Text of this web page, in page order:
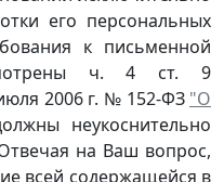
его персональных
к письменной
ч. 4 ст. 9
2006 г. № 152-ФЗ "О
неукоснительно
на Ваш вопрос,
всей содержащейся в